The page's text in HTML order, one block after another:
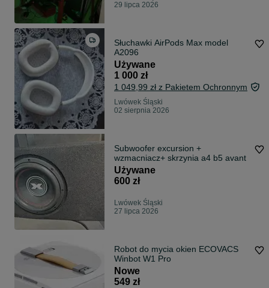
29 lipca 2026
Słuchawki AirPods Max model
A2096
Używane
1 000 zł
1 049,99 zł z Pakietem Ochronnym
Lwówek Śląski
02 sierpnia 2026
Subwoofer excursion +
wzmacniacz+ skrzynia a4 b5 avant
Używane
600 zł
Lwówek Śląski
27 lipca 2026
Robot do mycia okien ECOVACS
Winbot W1 Pro
Nowe
549 zł